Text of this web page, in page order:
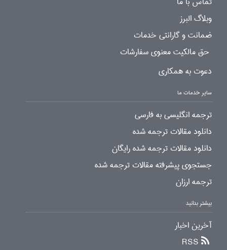
وبلاگ البرز
ضمانت و گارانتی خدمات
حق مالکیت معنوی سفارشات
دعوت به همکاری
سایر خدمات ما
ترجمه انگلیسی به فارسی
دانلود مقالات ترجمه شده
دانلود مقالات ترجمه شده رایگان
جستجوی پیشرفته مقالات ترجمه شده
ترجمه ارزان
بیشتر بدانید
آخرین اخبار
RSS